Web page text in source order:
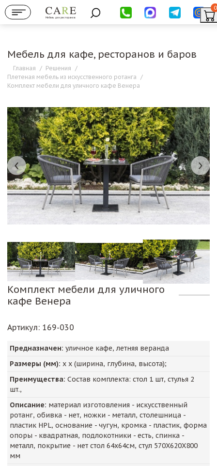
Мебель для ресторанов
0
Мебель для кафе, ресторанов и баров
Главная / Решения /
Плетеная мебель из искусственного ротанга /
Комплект мебели для уличного кафе Венера
Комплект мебели для уличного
кафе Венера
Артикул: 169-030
Предназначен: уличное кафе, летняя веранда
Размеры (мм): х х (ширина, глубина, высота);
Преимущества: Состав комплекта: стол 1 шт, стулья 2
шт.,
Описание: материал изготовления - искусственный
ротанг, обивка - нет, ножки - металл, столешница -
пластик HPL, основание - чугун, кромка - пластик, форма
опоры - квадратная, подлокотники - есть, спинка -
металл, покрытие - нет стол 64х64см, стул 570X620X800
мм